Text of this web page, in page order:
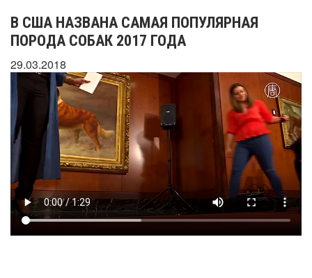
В США НАЗВАНА САМАЯ ПОПУЛЯРНАЯ
ПОРОДА СОБАК 2017 ГОДА
29.03.2018